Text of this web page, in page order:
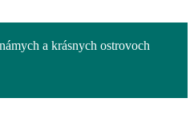
a krásnych ostrovoch